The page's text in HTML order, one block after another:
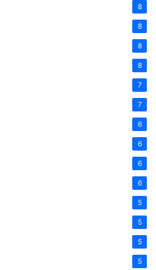
8
8
8
8
7
7
6
6
6
6
5
5
5
5